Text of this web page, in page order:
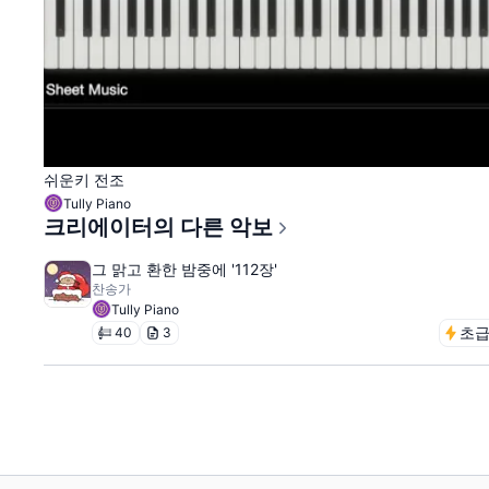
쉬운키 전조
Tully Piano
크리에이터의 다른 악보
그 맑고 환한 밤중에 '112장'
찬송가
Tully Piano
40
3 초급